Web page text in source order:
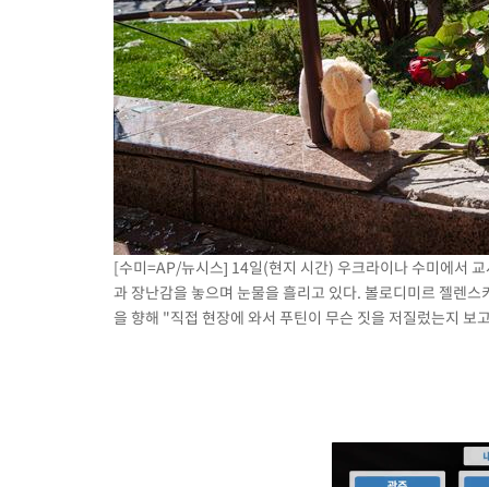
[수미=AP/뉴시스] 14일(현지 시간) 우크라이나 수미에서
과 장난감을 놓으며 눈물을 흘리고 있다. 볼로디미르 젤렌
을 향해 "직접 현장에 와서 푸틴이 무슨 짓을 저질렀는지